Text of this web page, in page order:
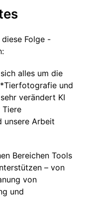
Folge -
alles um die
und
verändert KI
unsere Arbeit
Bereichen Tools
– von
von
und